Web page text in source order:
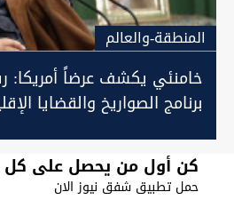
المنطقة-والعالم
خامنئي يكشف عرضاً أمريكا:
برنامج الصواريخ والقضايا
كن أول من يحصل على كل
حمل تطبيق شفق نيوز الان